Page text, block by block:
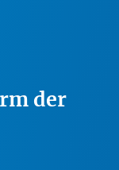
der